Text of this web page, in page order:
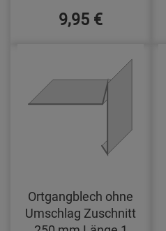
9,95 €
Ortgangblech ohne
Umschlag Zuschnitt